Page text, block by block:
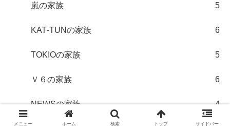
嵐の家族 5
KAT‐TUNの家族 6
TOKIOの家族 5
Ｖ６の家族 6
NEWSの家族 4
メニュー ホーム 検索 トップ サイドバー